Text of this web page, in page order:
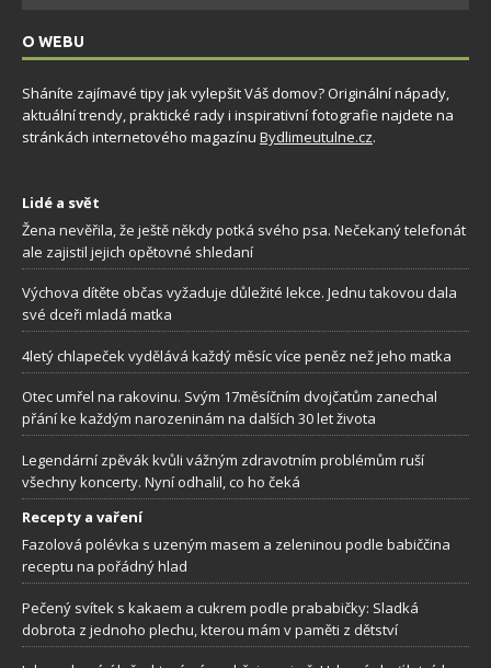
O WEBU
Sháníte zajímavé tipy jak vylepšit Váš domov? Originální nápady,
aktuální trendy, praktické rady i inspirativní fotografie najdete na
stránkách internetového magazínu Bydlimeutulne.cz.
Lidé a svět
Žena nevěřila, že ještě někdy potká svého psa. Nečekaný telefonát
ale zajistil jejich opětovné shledaní
Výchova dítěte občas vyžaduje důležité lekce. Jednu takovou dala
své dceři mladá matka
4letý chlapeček vydělává každý měsíc více peněz než jeho matka
Otec umřel na rakovinu. Svým 17měsíčním dvojčatům zanechal
přání ke každým narozeninám na dalších 30 let života
Legendární zpěvák kvůli vážným zdravotním problémům ruší
všechny koncerty. Nyní odhalil, co ho čeká
Recepty a vaření
Fazolová polévka s uzeným masem a zeleninou podle babiččina
receptu na pořádný hlad
Pečený svítek s kakaem a cukrem podle prababičky: Sladká
dobrota z jednoho plechu, kterou mám v paměti z dětství